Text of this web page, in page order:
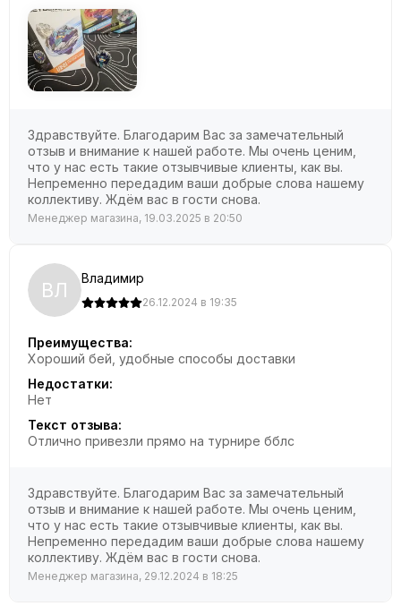
Здравствуйте. Благодарим Вас за замечательный
отзыв и внимание к нашей работе. Мы очень ценим,
что у нас есть такие отзывчивые клиенты, как вы.
Непременно передадим ваши добрые слова нашему
коллективу. Ждём вас в гости снова.
Менеджер магазина, 19.03.2025 в 20:50
ВЛ Владимир
26.12.2024 в 19:35
Преимущества:
Хороший бей, удобные способы доставки
Недостатки:
Нет
Текст отзыва:
Отлично привезли прямо на турнире бблс
Здравствуйте. Благодарим Вас за замечательный
отзыв и внимание к нашей работе. Мы очень ценим,
что у нас есть такие отзывчивые клиенты, как вы.
Непременно передадим ваши добрые слова нашему
коллективу. Ждём вас в гости снова.
Менеджер магазина, 29.12.2024 в 18:25